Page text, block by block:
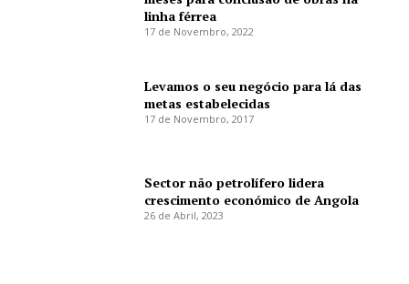
linha férrea
17 de Novembro, 2022
Levamos o seu negócio para lá das
metas estabelecidas
17 de Novembro, 2017
Sector não petrolífero lidera
crescimento económico de Angola
26 de Abril, 2023